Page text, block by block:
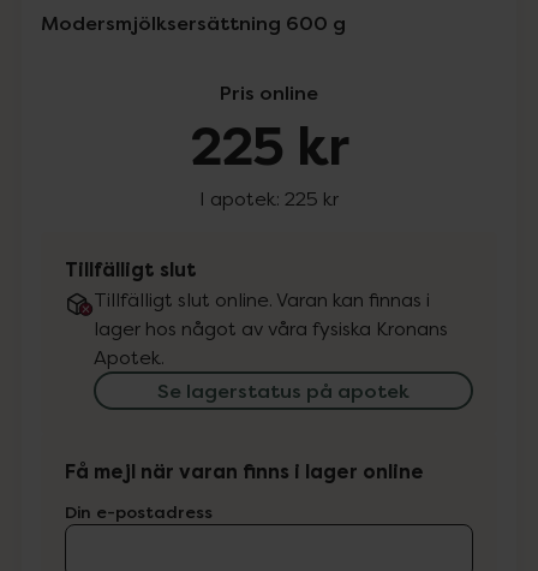
Modersmjölksersättning 600 g
Pris online
225 kr
I apotek: 225 kr
Tillfälligt slut
Tillfälligt slut online. Varan kan finnas i
lager hos något av våra fysiska Kronans
Apotek.
Se lagerstatus på apotek
Få mejl när varan finns i lager online
Din e-postadress